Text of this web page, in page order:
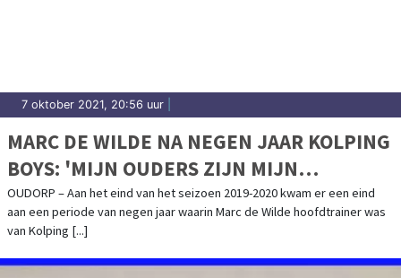
7 oktober 2021, 20:56 uur
MARC DE WILDE NA NEGEN JAAR KOLPING
BOYS: 'MIJN OUDERS ZIJN MIJN
GROOTSTE SUPPORTERS'
OUDORP – Aan het eind van het seizoen 2019-2020 kwam er een eind
aan een periode van negen jaar waarin Marc de Wilde hoofdtrainer was
van Kolping [...]